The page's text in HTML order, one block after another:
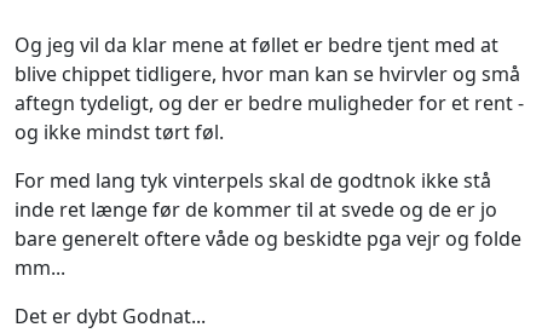
Og jeg vil da klar mene at føllet er bedre tjent med at
blive chippet tidligere, hvor man kan se hvirvler og små
aftegn tydeligt, og der er bedre muligheder for et rent -
og ikke mindst tørt føl.
For med lang tyk vinterpels skal de godtnok ikke stå
inde ret længe før de kommer til at svede og de er jo
bare generelt oftere våde og beskidte pga vejr og folde
mm...
Det er dybt Godnat...